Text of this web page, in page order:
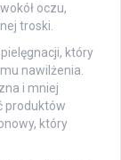
oczu,
troski.
który
nawilżenia.
i mniej
produktów
który